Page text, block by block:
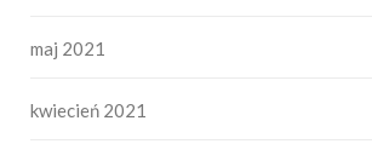
maj 2021
kwiecień 2021